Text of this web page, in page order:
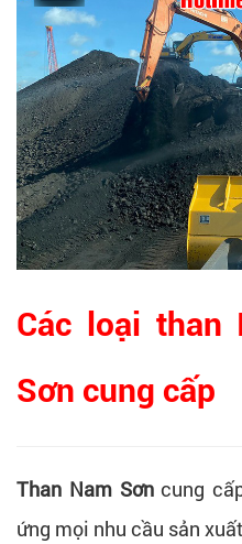
Các loại than
Sơn cung cấp
Than Nam Sơncung
ứng mọi nhu cầu sản